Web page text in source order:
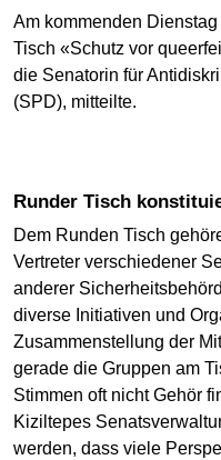
Am kommenden
Tisch «Schutz vor
die Senatorin für
(SPD), mitteilte.
Runder Tisch
Dem Runden Tisch
Vertreter verschiedener
anderer
diverse Initiativen und
Zusammenstellung der
gerade die Gruppen am
Stimmen oft nicht Gehör
Kiziltepes
werden, dass viele